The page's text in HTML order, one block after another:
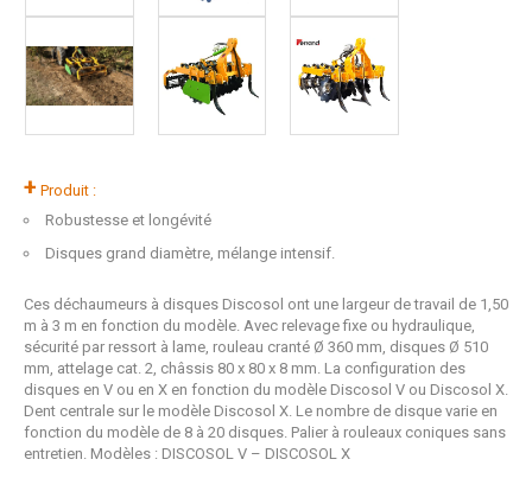
+ Produit :
Robustesse et longévité
Disques grand diamètre, mélange intensif.
Ces déchaumeurs à disques Discosol ont une largeur de travail de 1,50
m à 3 m en fonction du modèle. Avec relevage fixe ou hydraulique,
sécurité par ressort à lame, rouleau cranté Ø 360 mm, disques Ø 510
mm, attelage cat. 2, châssis 80 x 80 x 8 mm. La configuration des
disques en V ou en X en fonction du modèle Discosol V ou Discosol X.
Dent centrale sur le modèle Discosol X. Le nombre de disque varie en
fonction du modèle de 8 à 20 disques. Palier à rouleaux coniques sans
entretien. Modèles : DISCOSOL V – DISCOSOL X